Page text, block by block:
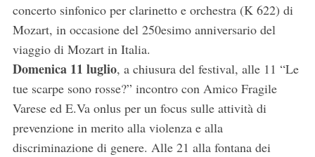
concerto sinfonico per clarinetto e orchestra (K 622) di
Mozart, in occasione del 250esimo anniversario del
viaggio di Mozart in Italia.
Domenica 11 luglio, a chiusura del festival, alle 11 “Le
tue scarpe sono rosse?” incontro con Amico Fragile
Varese ed E.Va onlus per un focus sulle attività di
prevenzione in merito alla violenza e alla
discriminazione di genere. Alle 21 alla fontana dei
f
o
r
: